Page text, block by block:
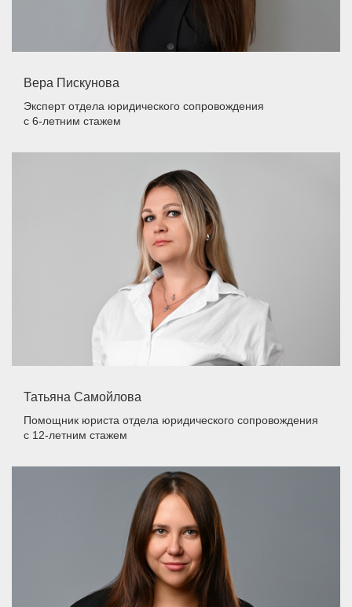
Вера Пискунова
Эксперт отдела юридического сопровождения
с 6-летним стажем
Татьяна Самойлова
Помощник юриста отдела юридического сопровождения
с 12-летним стажем